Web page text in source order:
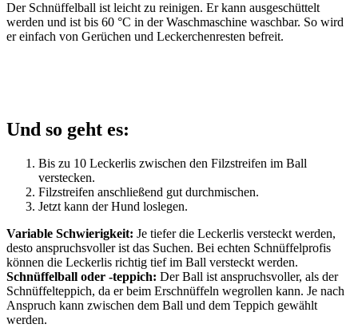
Der Schnüffelball ist leicht zu reinigen. Er kann ausgeschüttelt
werden und ist bis 60 °C in der Waschmaschine waschbar. So wird
er einfach von Gerüchen und Leckerchenresten befreit.
Und so geht es:
Bis zu 10 Leckerlis zwischen den Filzstreifen im Ball
verstecken.
Filzstreifen anschließend gut durchmischen.
Jetzt kann der Hund loslegen.
Variable Schwierigkeit: Je tiefer die Leckerlis versteckt werden,
desto anspruchsvoller ist das Suchen. Bei echten Schnüffelprofis
können die Leckerlis richtig tief im Ball versteckt werden.
Schnüffelball oder -teppich: Der Ball ist anspruchsvoller, als der
Schnüffelteppich, da er beim Erschnüffeln wegrollen kann. Je nach
Anspruch kann zwischen dem Ball und dem Teppich gewählt
werden.